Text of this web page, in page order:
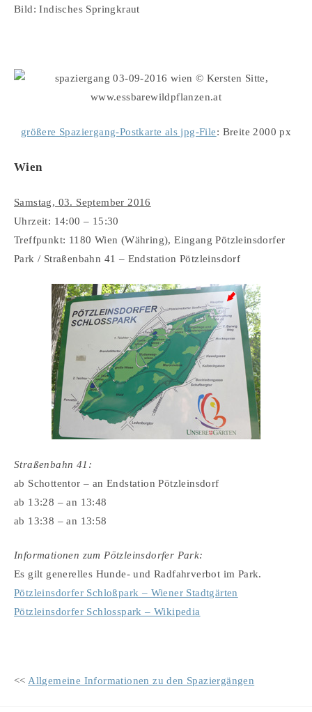
Bild: Indisches Springkraut
größere Spaziergang-Postkarte als jpg-File: Breite 2000 px
Wien
Samstag, 03. September 2016
Uhrzeit: 14:00 – 15:30
Treffpunkt: 1180 Wien (Währing), Eingang Pötzleinsdorfer
Park / Straßenbahn 41 – Endstation Pötzleinsdorf
Straßenbahn 41:
ab Schottentor – an Endstation Pötzleinsdorf
ab 13:28 – an 13:48
ab 13:38 – an 13:58
Informationen zum Pötzleinsdorfer Park:
Es gilt generelles Hunde- und Radfahrverbot im Park.
Pötzleinsdorfer Schloßpark – Wiener Stadtgärten
Pötzleinsdorfer Schlosspark – Wikipedia
<< Allgemeine Informationen zu den Spaziergängen